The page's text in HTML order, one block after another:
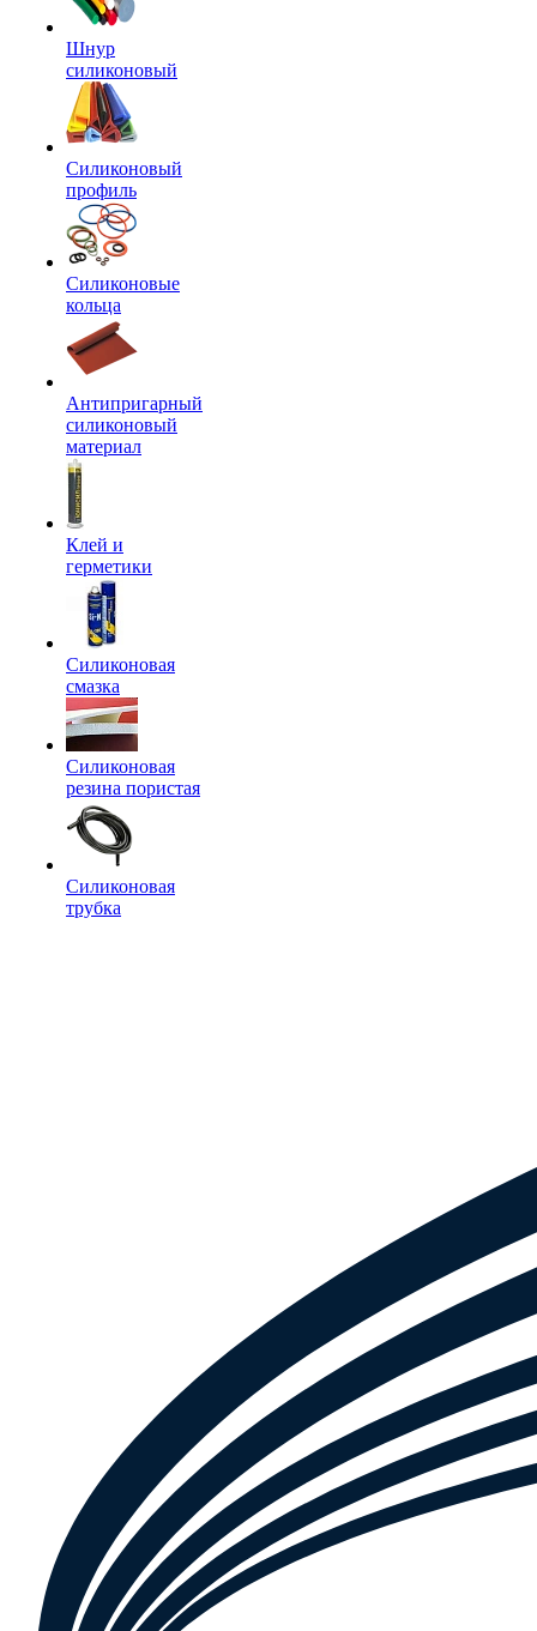
Шнур
силиконовый
Силиконовый
профиль
Силиконовые
кольца
Антипригарный
силиконовый
материал
Клей и
герметики
Силиконовая
смазка
Силиконовая
резина пористая
Силиконовая
трубка